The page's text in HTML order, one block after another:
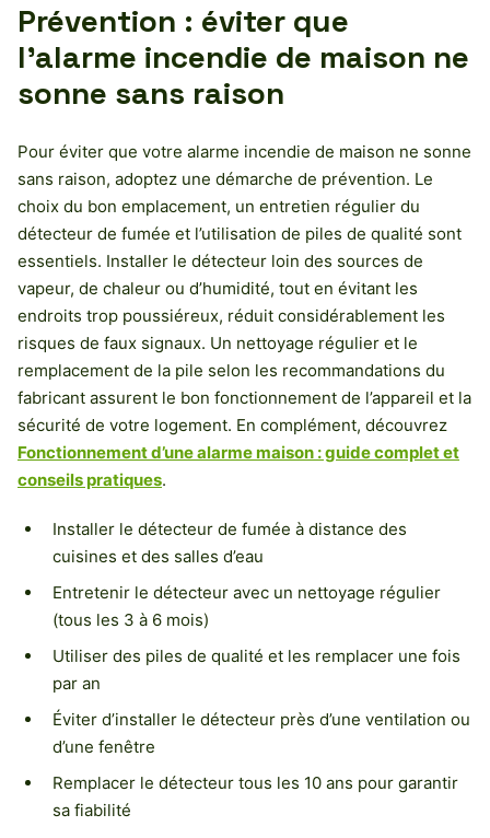
Prévention : éviter que
l’alarme incendie de maison ne
sonne sans raison
Pour éviter que votre alarme incendie de maison ne sonne
sans raison, adoptez une démarche de prévention. Le
choix du bon emplacement, un entretien régulier du
détecteur de fumée et l’utilisation de piles de qualité sont
essentiels. Installer le détecteur loin des sources de
vapeur, de chaleur ou d’humidité, tout en évitant les
endroits trop poussiéreux, réduit considérablement les
risques de faux signaux. Un nettoyage régulier et le
remplacement de la pile selon les recommandations du
fabricant assurent le bon fonctionnement de l’appareil et la
sécurité de votre logement. En complément, découvrez
Fonctionnement d’une alarme maison : guide complet et
conseils pratiques.
Installer le détecteur de fumée à distance des
cuisines et des salles d’eau
Entretenir le détecteur avec un nettoyage régulier
(tous les 3 à 6 mois)
Utiliser des piles de qualité et les remplacer une fois
par an
Éviter d’installer le détecteur près d’une ventilation ou
d’une fenêtre
Remplacer le détecteur tous les 10 ans pour garantir
sa fiabilité